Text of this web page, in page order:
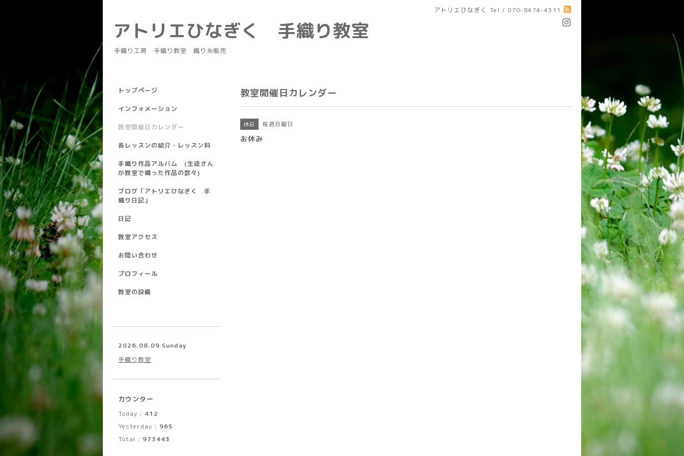
アトリエひなぎく Tel / 070-8474-4311
アトリエひなぎく 手織り教室
手織り工房 手織り教室 織り糸販売
教室開催日カレンダー
休日 毎週月曜日
お休み
トップページ
インフォメーション
教室開催日カレンダー
各レッスンの紹介・レッスン料
手織り作品アルバム (生徒さん
が教室で織った作品の数々)
ブログ「アトリエひなぎく 手
織り日記」
日記
教室アクセス
お問い合わせ
プロフィール
教室の設備
2026.08.09 Sunday
手織り教室
カウンター
Today : 412
Yesterday : 965
Total : 973443